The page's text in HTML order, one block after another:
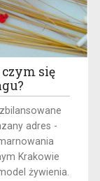
się
adres -
Krakowie
żywienia.